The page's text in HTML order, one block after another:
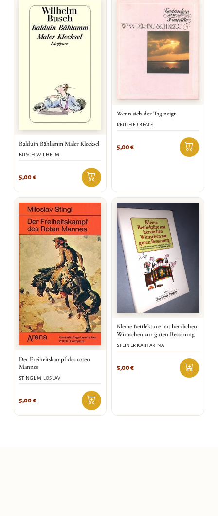
Balduin Bählamm Maler Klecksel
BUSCH WILHELM
5,00€
Wenn sich der Tag neigt
REUTHER BEATE
5,00€
Der Freiheitskampf des roten
Mannes
STINGL MILOSLAV
5,00€
Kleine Bettlektüre mit herzlichen
Wünschen zur guten Besserung
STEINER KATHARINA
5,00€